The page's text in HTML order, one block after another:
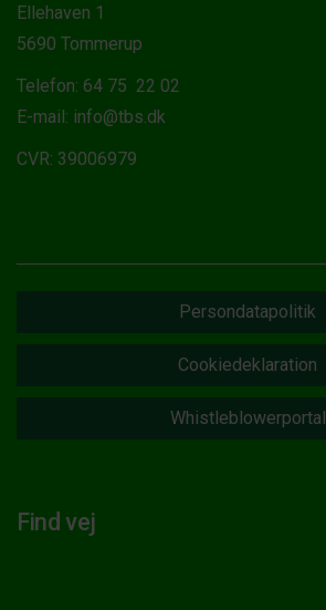
Ellehaven 1
5690 Tommerup
Telefon: 64 75 22 02
E-mail: info@tbs.dk
CVR: 39006979
Persondatapolitik
Cookiedeklaration
Whistleblowerportal
Find vej